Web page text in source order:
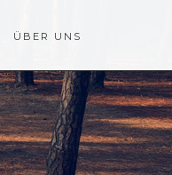
ÜBER UNS